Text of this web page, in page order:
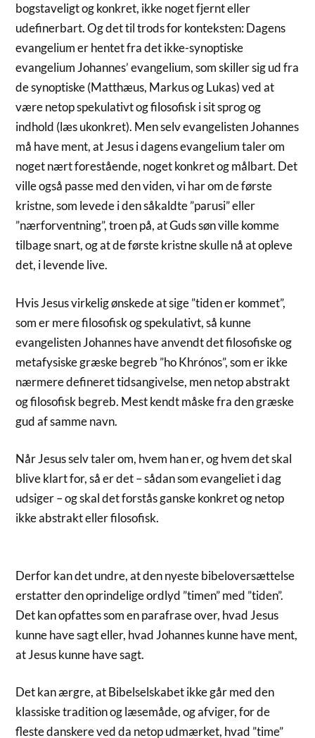
bogstaveligt og konkret, ikke noget fjernt eller
udefinerbart. Og det til trods for konteksten: Dagens
evangelium er hentet fra det ikke-synoptiske
evangelium Johannes’ evangelium, som skiller sig ud fra
de synoptiske (Matthæus, Markus og Lukas) ved at
være netop spekulativt og filosofisk i sit sprog og
indhold (læs ukonkret). Men selv evangelisten Johannes
må have ment, at Jesus i dagens evangelium taler om
noget nært forestående, noget konkret og målbart. Det
ville også passe med den viden, vi har om de første
kristne, som levede i den såkaldte ”parusi” eller
”nærforventning”, troen på, at Guds søn ville komme
tilbage snart, og at de første kristne skulle nå at opleve
det, i levende live.
Hvis Jesus virkelig ønskede at sige ”tiden er kommet”,
som er mere filosofisk og spekulativt, så kunne
evangelisten Johannes have anvendt det filosofiske og
metafysiske græske begreb ”ho Khrónos”, som er ikke
nærmere defineret tidsangivelse, men netop abstrakt
og filosofisk begreb. Mest kendt måske fra den græske
gud af samme navn.
Når Jesus selv taler om, hvem han er, og hvem det skal
blive klart for, så er det – sådan som evangeliet i dag
udsiger – og skal det forstås ganske konkret og netop
ikke abstrakt eller filosofisk.
Derfor kan det undre, at den nyeste bibeloversættelse
erstatter den oprindelige ordlyd ”timen” med ”tiden”.
Det kan opfattes som en parafrase over, hvad Jesus
kunne have sagt eller, hvad Johannes kunne have ment,
at Jesus kunne have sagt.
Det kan ærgre, at Bibelselskabet ikke går med den
klassiske tradition og læsemåde, og afviger, for de
fleste danskere ved da netop udmærket, hvad ”time”